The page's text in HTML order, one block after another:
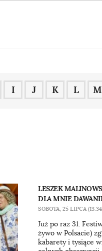
I J K L M
LESZEK
DLA MNIE
SOBOTA, 25 LIPCA
Już po raz 31.
żywo w Polsacie)
kabarety i tysiące